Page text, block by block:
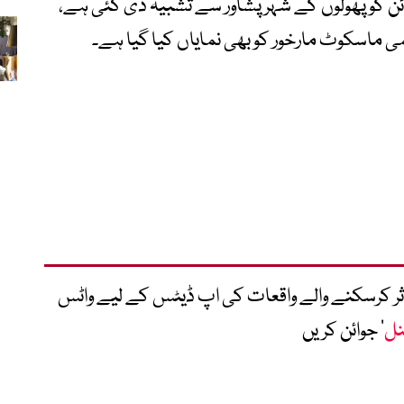
کو پھولوں کے شہر پشاور سے تشبیہ دی گئی ہے،
ماسکوٹ مارخور کو بھی نمایاں کیا گیا ہے۔
کرسکنے والے واقعات کی اپ ڈیٹس کے لیے واٹس
‘ جوائن کریں